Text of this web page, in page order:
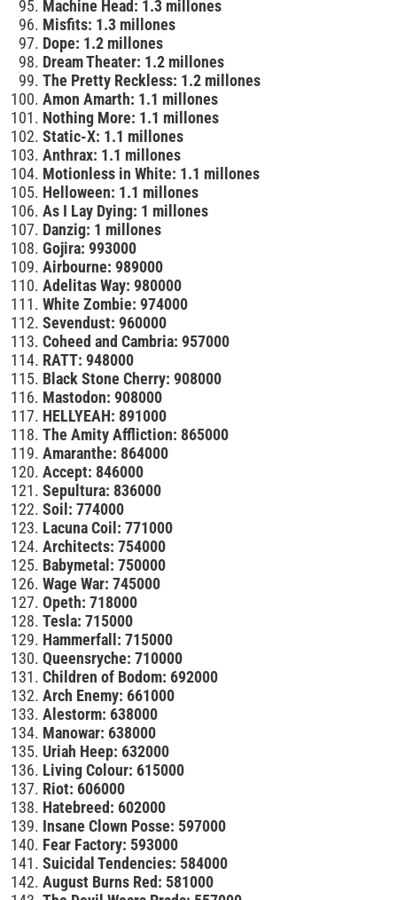
Machine Head: 1.3 millones
Misfits: 1.3 millones
Dope: 1.2 millones
Dream Theater: 1.2 millones
The Pretty Reckless: 1.2 millones
Amon Amarth: 1.1 millones
Nothing More: 1.1 millones
Static-X: 1.1 millones
Anthrax: 1.1 millones
Motionless in White: 1.1 millones
Helloween: 1.1 millones
As I Lay Dying: 1 millones
Danzig: 1 millones
Gojira: 993000
Airbourne: 989000
Adelitas Way: 980000
White Zombie: 974000
Sevendust: 960000
Coheed and Cambria: 957000
RATT: 948000
Black Stone Cherry: 908000
Mastodon: 908000
HELLYEAH: 891000
The Amity Affliction: 865000
Amaranthe: 864000
Accept: 846000
Sepultura: 836000
Soil: 774000
Lacuna Coil: 771000
Architects: 754000
Babymetal: 750000
Wage War: 745000
Opeth: 718000
Tesla: 715000
Hammerfall: 715000
Queensryche: 710000
Children of Bodom: 692000
Arch Enemy: 661000
Alestorm: 638000
Manowar: 638000
Uriah Heep: 632000
Living Colour: 615000
Riot: 606000
Hatebreed: 602000
Insane Clown Posse: 597000
Fear Factory: 593000
Suicidal Tendencies: 584000
August Burns Red: 581000